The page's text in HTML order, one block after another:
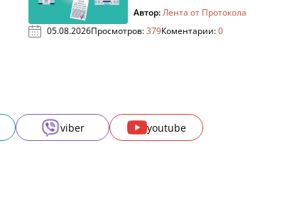
Автор:Лента от Протокола
05.08.2026Просмотров:379Коментарии:0
viber youtube